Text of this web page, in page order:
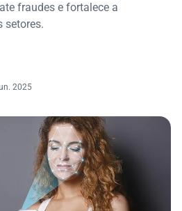
fraudes e fortalece a
setores.
2025